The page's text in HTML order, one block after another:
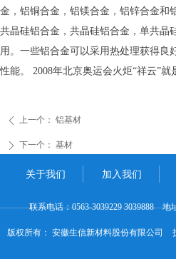
金，铝铜合金，铝镁合金，铝锌合金和
共晶硅铝合金，共晶硅铝合金，单共晶
用。一些铝合金可以采用热处理获得良
性能。 2008年北京奥运会火炬“祥云”就
ꄴ 上一个： 铝基材
ꄲ 下一个： 基材
关于我们 加入我们
联系电话：0563-3039229 3039888
版权所有： 安徽生信新材料股份有限公司